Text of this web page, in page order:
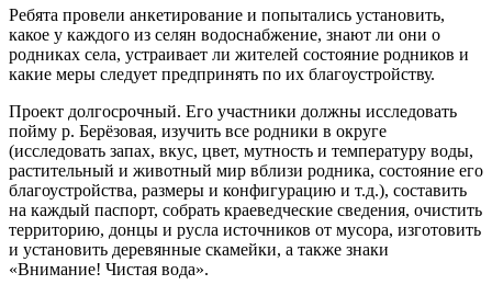
Ребята провели анкетирование и попытались установить,
какое у каждого из селян водоснабжение, знают ли они о
родниках села, устраивает ли жителей состояние родников и
какие меры следует предпринять по их благоустройству.
Проект долгосрочный. Его участники должны исследовать
пойму р. Берёзовая, изучить все родники в округе
(исследовать запах, вкус, цвет, мутность и температуру воды,
растительный и животный мир вблизи родника, состояние его
благоустройства, размеры и конфигурацию и т.д.), составить
на каждый паспорт, собрать краеведческие сведения, очистить
территорию, донцы и русла источников от мусора, изготовить
и установить деревянные скамейки, а также знаки
«Внимание! Чистая вода».